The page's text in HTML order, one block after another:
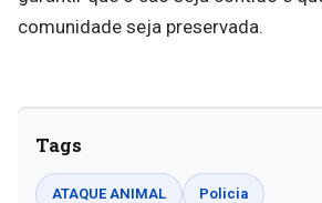
comunidade seja preservada.
Tags
ATAQUE ANIMAL Policia